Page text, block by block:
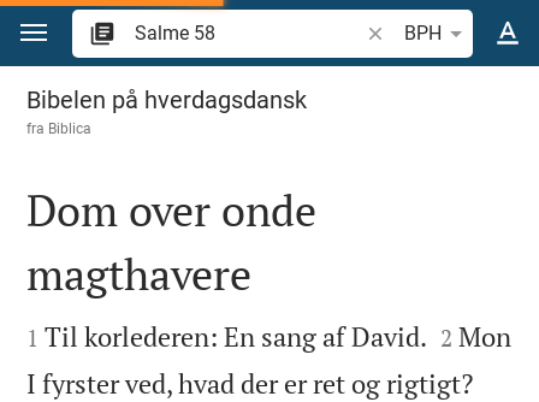
Gå til indhold
Søg efter bibelvers
BPH
Salme 58
Bibelen på hverdagsdansk
fra Biblica

Dom over onde
magthavere

1 Til korlederen: En sang af David. 

2 Mon
I fyrster ved, hvad der er ret og rigtigt?